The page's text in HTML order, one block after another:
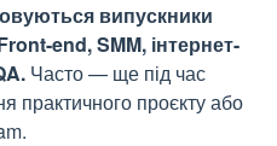
випускники
end, SMM, інтернет-
Часто — ще під час
практичного проєкту або